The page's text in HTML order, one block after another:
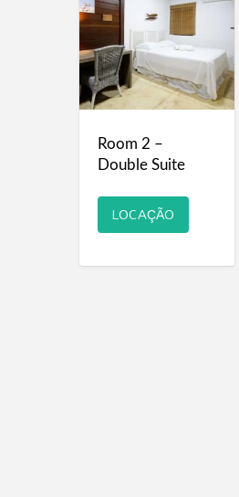
Room 2 –
Double Suite
LOCAÇÃO